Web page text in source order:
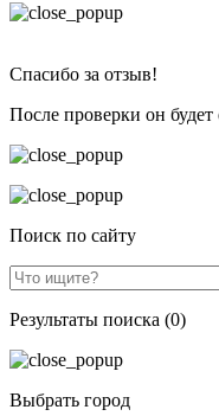
Спасибо за отзыв!
После проверки он будет
Поиск по сайту
Результаты поиска (0)
Выбрать город